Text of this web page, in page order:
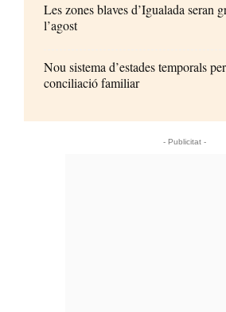
Les zones blaves d’Igualada seran
l’agost
Nou sistema d’estades temporals
conciliació familiar
- Publicitat -